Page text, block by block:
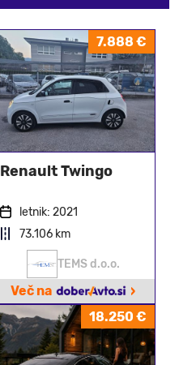
7.888 €
Renault Twingo
letnik: 2021
73.106 km
TEMS d.o.o.
Več na ›
18.250 €